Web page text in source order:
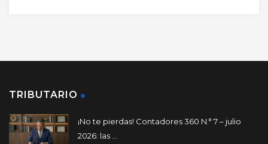
TRIBUTARIO
¡No te pierdas! Contadores 360 N.° 7 – julio
2026: las ...